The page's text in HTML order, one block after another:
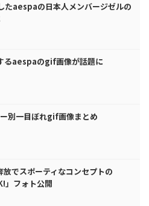
たaespaの日本人メンバージゼルの
るaespaのgif画像が話題に
別一目ぼれgif画像まとめ
でスポーティなコンセプトの
」フォト公開